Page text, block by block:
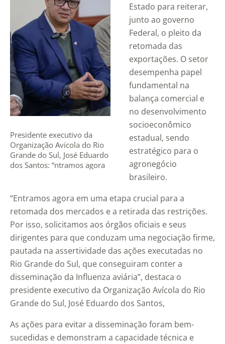
Presidente executivo da
Organização Avícola do Rio
Grande do Sul, José Eduardo
dos Santos: “ntramos agora
retirada das restrições” – Foto:
Divulgação/Asgav
Estado para reiterar,
junto ao governo
Federal, o pleito da
retomada das
exportações. O setor
desempenha papel
fundamental na
balança comercial e
no desenvolvimento
socioeconômico
estadual, sendo
estratégico para o
agronegócio
brasileiro.
“Entramos agora em uma etapa crucial para a
retomada dos mercados e a retirada das restrições.
Por isso, solicitamos aos órgãos oficiais e seus
dirigentes para que conduzam uma negociação firme,
pautada na assertividade das ações executadas no
Rio Grande do Sul, que conseguiram conter a
disseminação da Influenza aviária”, destaca o
presidente executivo da Organização Avícola do Rio
Grande do Sul, José Eduardo dos Santos,
As ações para evitar a disseminação foram bem-
sucedidas e demonstram a capacidade técnica e